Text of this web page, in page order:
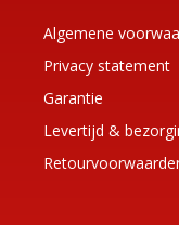
Algemene
Privacy statement
Garantie
Levertijd &